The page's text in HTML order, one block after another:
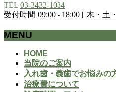
TEL 03-3432-1084
受付時間 09:00 - 18:00 [ 木・土
MENU
HOME
当院のご案内
入れ歯・義歯でお悩みの
治療費について